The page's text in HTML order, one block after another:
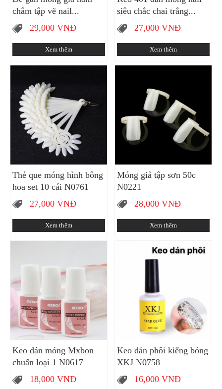
châm tập vẽ nail...
29,000VNĐ
Xem thêm
siêu chắc chai trắng...
27,000 VNĐ
Xem thêm
Thẻ que móng hình bông
hoa set 10 cái N0761
27,000VNĐ
Xem thêm
Móng giả tập sơn 50c
N0221
28,000 VNĐ
Xem thêm
Keo dán móng Mxbon
chuẩn loại 1 N0617
18,000VNĐ
Keo dán phôi kiếng bóng
XKJ N0758
16,000 VNĐ